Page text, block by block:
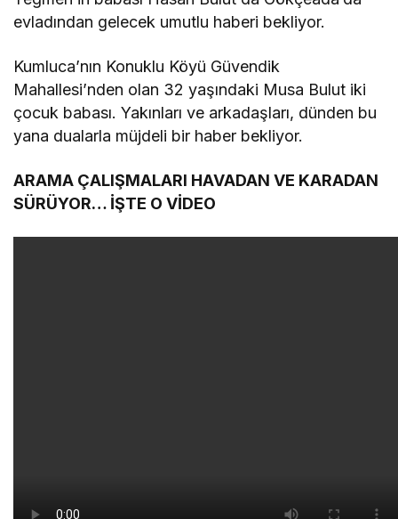
evladından gelecek umutlu haberi bekliyor.
Kumluca’nın Konuklu Köyü Güvendik
Mahallesi’nden olan 32 yaşındaki Musa Bulut iki
çocuk babası. Yakınları ve arkadaşları, dünden bu
yana dualarla müjdeli bir haber bekliyor.
ARAMA ÇALIŞMALARI HAVADAN VE KARADAN
SÜRÜYOR… İŞTE O VİDEO